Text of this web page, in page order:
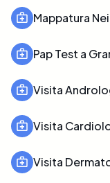
Mappatura
Pap Test a
Visita
Visita
Visita